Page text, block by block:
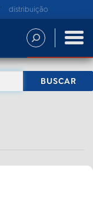
distribuição